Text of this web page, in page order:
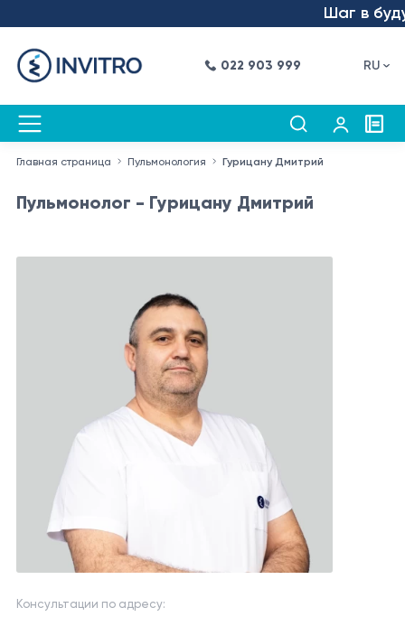
Шаг в
022 903 999 RU
Главная страница Пульмонология Гурицану Дмитрий
Пульмонолог - Гурицану Дмитрий
Консультации по адресу: